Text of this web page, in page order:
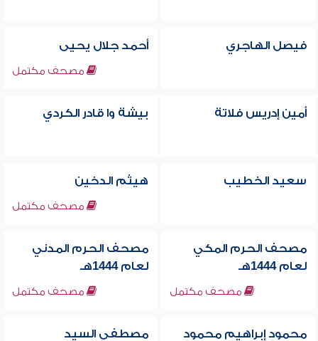
فيصل الهاجري أحمد جلال يحيى
مصحف مكتمل
أمين إدريس فلاتة بيشة وا قادر الكردي
سعيد الخطيب هيثم الدخين
مصحف مكتمل
مصحف الحرم المكي
لعام 1444هـ
مصحف مكتمل
مصحف الحرم المدني
لعام 1444هـ
مصحف مكتمل
محمود إبراهيم محمود
مصطفي السيد